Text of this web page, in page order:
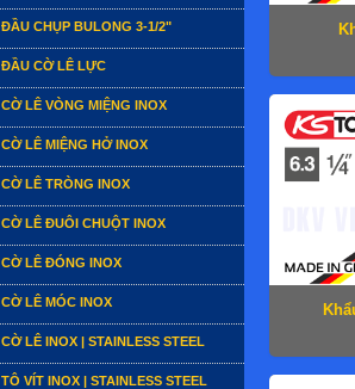
ĐẦU CHỤP BULONG 3-1/2"
ĐẦU CỜ LÊ LỰC
CỜ LÊ VÒNG MIỆNG INOX
CỜ LÊ MIỆNG HỞ INOX
CỜ LÊ TRÒNG INOX
CỜ LÊ ĐUÔI CHUỘT INOX
CỜ LÊ ĐÓNG INOX
CỜ LÊ MÓC INOX
CỜ LÊ INOX | STAINLESS STEEL
TÔ VÍT INOX | STAINLESS STEEL